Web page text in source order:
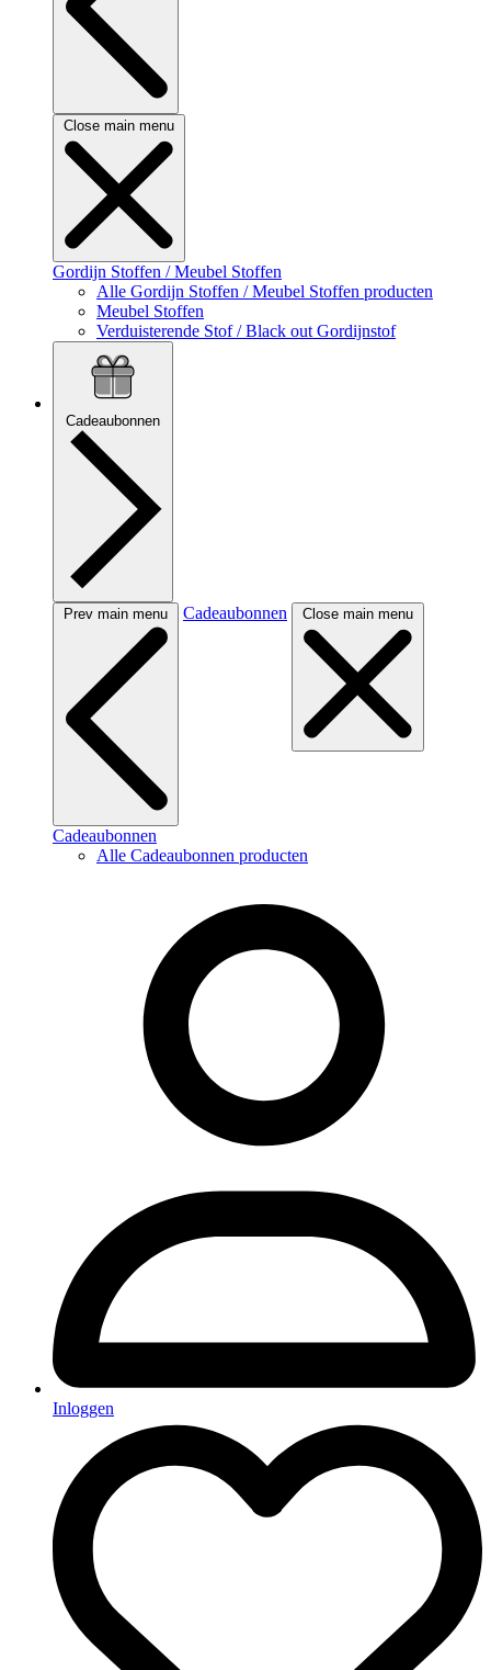
Close main menu
Gordijn Stoffen / Meubel Stoffen
Alle Gordijn Stoffen / Meubel Stoffen producten
Meubel Stoffen
Verduisterende Stof / Black out Gordijnstof
Cadeaubonnen
Prev main menu Cadeaubonnen Close main menu
Cadeaubonnen
Alle Cadeaubonnen producten
Inloggen